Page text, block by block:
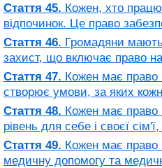
Стаття 45. Кожен, хто
відпочинок. Це право
Стаття 46. Громадяни
захист, що включає право
Стаття 47. Кожен має
створює умови, за яких
Стаття 48. Кожен має право
рівень для себе і своєї
Стаття 49. Кожен має право
медичну допомогу та